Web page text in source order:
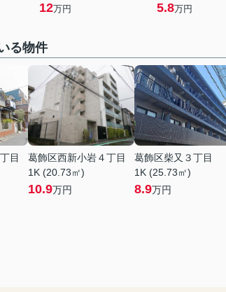
12万円 5.8万円
る物件
目
葛飾区西新小岩４丁目
1K (20.73㎡)
10.9万円
葛飾区柴又３丁目
1K (25.73㎡)
8.9万円